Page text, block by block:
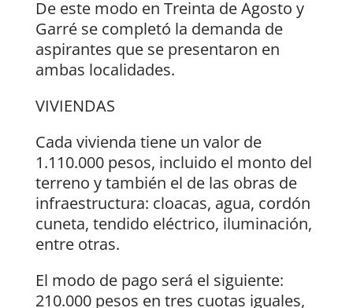
De este modo en Treinta de Agosto y
Garré se completó la demanda de
aspirantes que se presentaron en
ambas localidades.
VIVIENDAS
Cada vivienda tiene un valor de
1.110.000 pesos, incluido el monto del
terreno y también el de las obras de
infraestructura: cloacas, agua, cordón
cuneta, tendido eléctrico, iluminación,
entre otras.
El modo de pago será el siguiente:
210.000 pesos en tres cuotas iguales,